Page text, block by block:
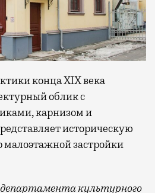
конца XIX века
облик с
карнизом и
историческую
малоэтажной застройки
культурного